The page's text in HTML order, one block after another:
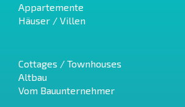
Appartemente
Häuser / Villen
Cottages / Townhouses
Altbau
Vom Bauunternehmer